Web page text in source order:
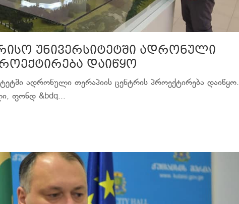
უნივერსიტეტში ადრონული
დაიწყო
ადრონული თერაპიის ცენტრის პროექტირება დაიწყო.
ფონდ &bdq...